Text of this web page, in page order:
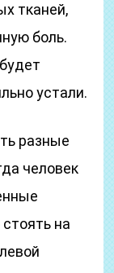
тканей,
боль.
устали.
разные
человек
на